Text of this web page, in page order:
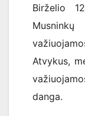
Birželio
Atvykus,
danga.